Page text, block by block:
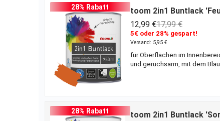
28% Rabatt
toom 2in1 Buntlack
12,99 €17,99 €
5€ oder 28% gespart!
Versand: 5,95 €
für Oberflächen im
und geruchsarm, mit dem
Auftrag den Gebrauch einer
28% Rabatt
toom 2in1 Buntlack